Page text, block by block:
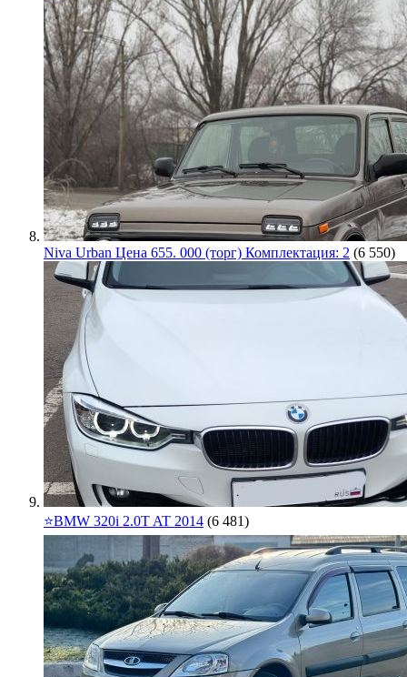
Niva Urban Цена 655. 000 (торг) Комплектация: 2 (6 550)
⭐️BMW 320i 2.0T AT 2014 (6 481)